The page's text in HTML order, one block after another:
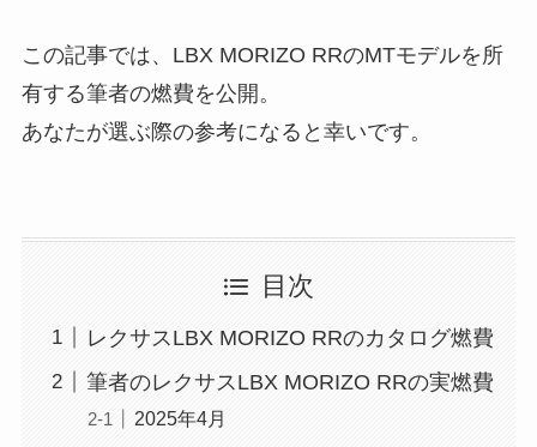
この記事では、LBX MORIZO RRのMTモデルを所
有する筆者の燃費を公開。
あなたが選ぶ際の参考になると幸いです。
目次
レクサスLBX MORIZO RRのカタログ燃費
筆者のレクサスLBX MORIZO RRの実燃費
2025年4月